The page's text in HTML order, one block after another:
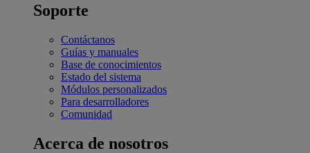
Soporte
Contáctanos
Guías y manuales
Base de conocimientos
Estado del sistema
Módulos personalizados
Para desarrolladores
Comunidad
Acerca de nosotros